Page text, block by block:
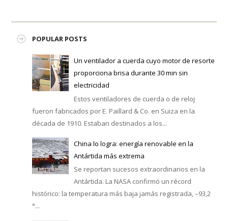
POPULAR POSTS
Un ventilador a cuerda cuyo motor de resorte
proporciona brisa durante 30 min sin
electricidad
Estos ventiladores de cuerda o de reloj
fueron fabricados por E. Paillard & Co. en Suiza en la
década de 1910. Estaban destinados a los...
China lo logra: energía renovable en la
Antártida más extrema
Se reportan sucesos extraordinarios en la
Antártida. La NASA confirmó un récord
histórico: la temperatura más baja jamás registrada, –93,2
°...